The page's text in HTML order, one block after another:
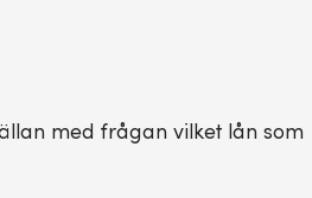
med frågan vilket lån som